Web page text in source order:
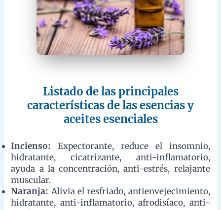
Incienso:Expectorante, reduce el insomnio,
hidratante, cicatrizante, anti-inflamatorio, ayuda a la
concentración, anti-estrés, relajante muscular.
Naranja:Alivia el resfriado, antienvejecimiento,
hidratante, anti-inflamatorio, afrodisíaco, anti-estrés,
Expectorante, antienvejecimiento, hidratante,
anti-bacteriano, reduce el acné, afrodisíaco.
Eucalipto:Expectorante, anti-arrugas, cicatrizante,
reduce la caspa, fortalece el pelo, relajante muscular.
reduce la caspa, fortalece el pelo, repelente de insectos.
“Las esencias no solo son fragancias, sino